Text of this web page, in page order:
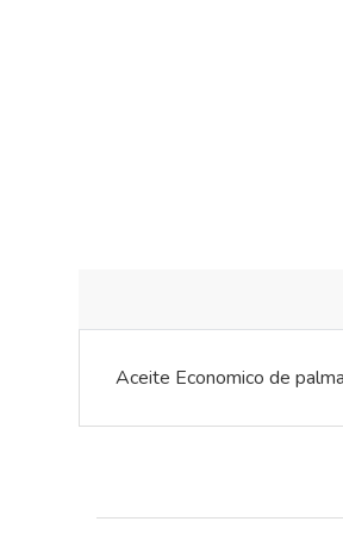
Aceite Economico de